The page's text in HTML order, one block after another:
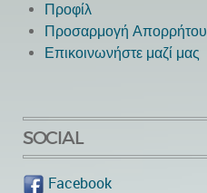
Προφίλ
Προσαρμογή Απορρήτου
Επικοινωνήστε μαζί μας
SOCIAL
Facebook